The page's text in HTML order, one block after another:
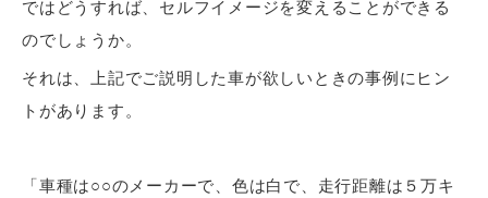
ではどうすれば、セルフイメージを変えることができる
のでしょうか。
それは、上記でご説明した車が欲しいときの事例にヒン
トがあります。
「車種は○○のメーカーで、色は白で、走行距離は５万キ